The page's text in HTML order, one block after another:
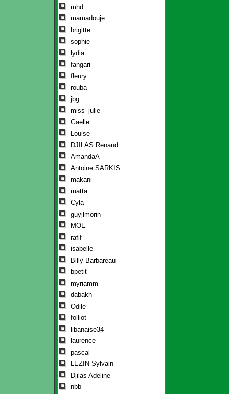
mhd
mamadouje
brigitte
sophie
lydia
fangari
fleury
rouba
jbg
miss_julie
Gaelle
Louise
DJILAS Renaud
AmandaA
Antoine SARKIS
makani
matta
Cyla
guyjlmorin
MOE
rafif
isabelle
Billy-Barbareau
bpetit
myriamm
dabakh
Odile
folliot
libanaise34
laurence
pascal
LEZIN Sylvain
Djilas Adeline
nbb